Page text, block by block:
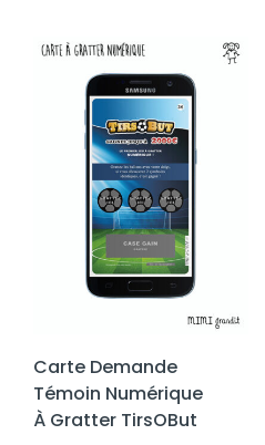
Carte Demande
Témoin Numérique
À Gratter TirsOBut